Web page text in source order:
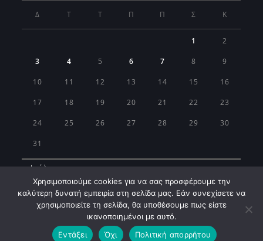
Δ Τ Τ Π Π Σ Κ
1 2
3 4 5 6 7 8 9
10 11 12 13 14 15 16
17 18 19 20 21 22 23
24 25 26 27 28 29 30
31
« Ιούλ
Χρησιμοποιούμε cookies για να σας προσφέρουμε την
καλύτερη δυνατή εμπειρία στη σελίδα μας. Εάν συνεχίσετε να
χρησιμοποιείτε τη σελίδα, θα υποθέσουμε πως είστε
ικανοποιημένοι με αυτό.
Εντάξει
Όχι Πολιτική απορρήτου